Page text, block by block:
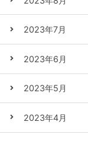
2023年7月
2023年6月
2023年5月
2023年4月